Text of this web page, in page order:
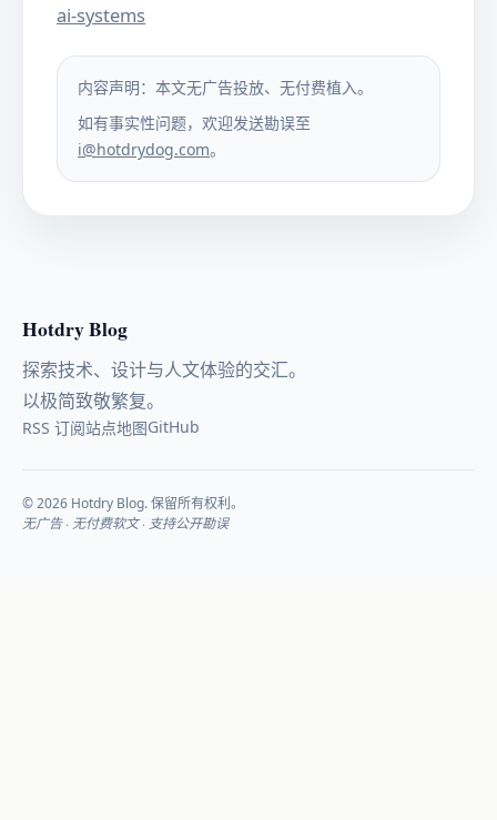
ai-systems
内容声明：本文无广告投放、无付费植入。
如有事实性问题，欢迎发送勘误至
i@hotdrydog.com。
Hotdry Blog
探索技术、设计与人文体验的交汇。
以极简致敬繁复。
RSS 订阅站点地图GitHub
© 2026 Hotdry Blog. 保留所有权利。
无广告 · 无付费软文 · 支持公开勘误